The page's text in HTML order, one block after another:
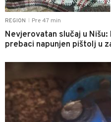
REGION Pre 47 min
Nevjerovatan slučaj u
prebaci napunjen pištolj u